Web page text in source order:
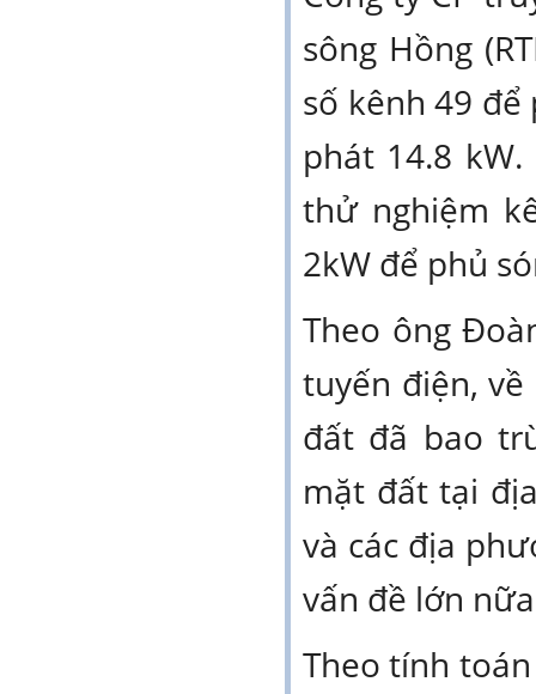
sông Hồng
số kênh 49 để
phát 14.8
thử nghiệm
2kW để phủ
Theo ông
tuyến điện,
đất đã bao
mặt đất tại
và các địa
vấn đề lớn
Theo tính